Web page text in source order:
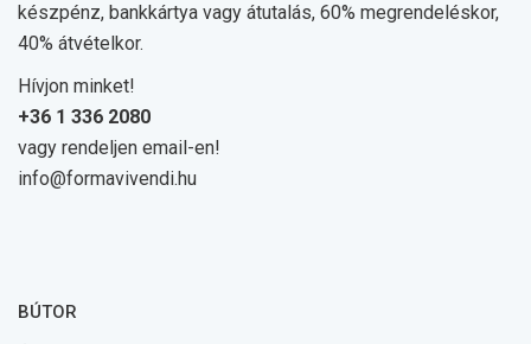
készpénz, bankkártya vagy átutalás, 60% megrendeléskor,
40% átvételkor.
Hívjon minket!
+36 1 336 2080
vagy rendeljen email-en!
info@formavivendi.hu
BÚTOR